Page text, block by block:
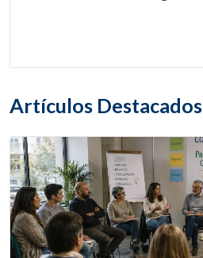
Artículos Destacados